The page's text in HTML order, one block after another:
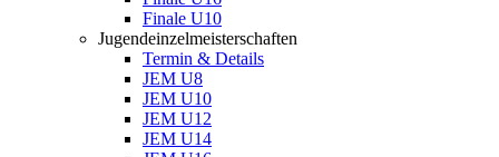
Finale U10
Jugendeinzelmeisterschaften
Termin & Details
JEM U8
JEM U10
JEM U12
JEM U14